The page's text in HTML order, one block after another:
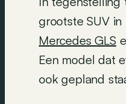
grootste SUV
Mercedes GLS
Een model dat
ook gepland